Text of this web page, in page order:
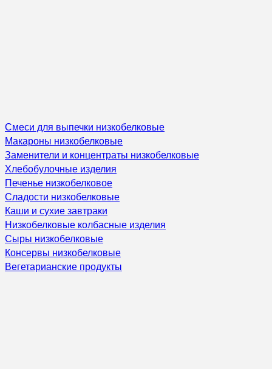
Смеси для выпечки низкобелковые
Макароны низкобелковые
Заменители и концентраты низкобелковые
Хлебобулочные изделия
Печенье низкобелковое
Сладости низкобелковые
Каши и сухие завтраки
Низкобелковые колбасные изделия
Сыры низкобелковые
Консервы низкобелковые
Вегетарианские продукты